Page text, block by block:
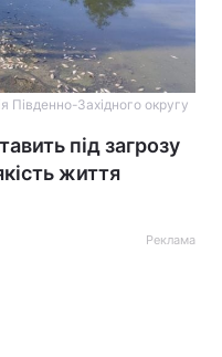
Південно-Західного округу
під загрозу
життя
Реклама